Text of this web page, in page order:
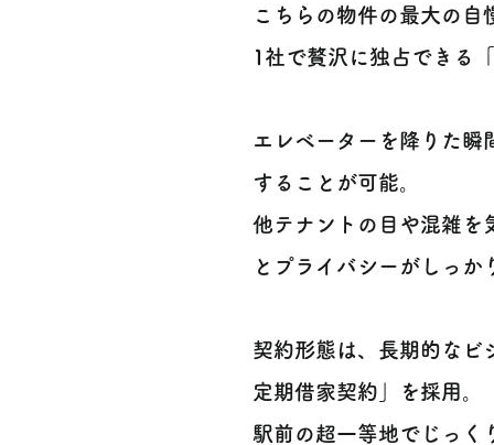
こちらの物件の最大の
1社で贅沢に独占できる
エレベーターを降りた瞬
することが可能。
他テナントの目や混雑を
とプライバシーがしっ
契約形態は、長期的なビ
定期借家契約」を採用。
駅前の超一等地でじっく